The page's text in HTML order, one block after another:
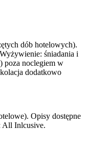
dób hotelowych).
śniadania i
poza noclegiem w
dodatkowo
Opisy dostępne
All Inlcusive.